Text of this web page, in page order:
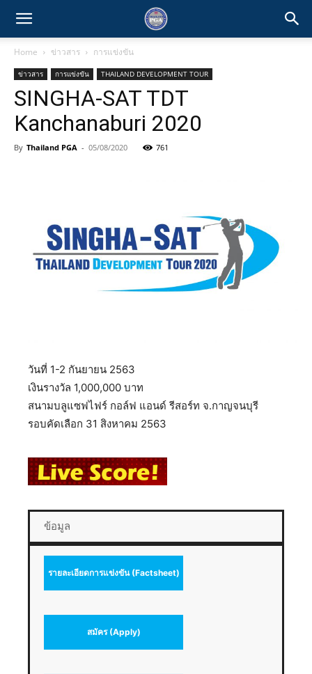
Home ข่าวสาร การแข่งขัน
ข่าวสาร การแข่งขัน THAILAND DEVELOPMENT TOUR
SINGHA-SAT TDT
Kanchanaburi 2020
By Thailand PGA - 05/08/2020 761
วันที่ 1-2 กันยายน 2563
เงินรางวัล 1,000,000 บาท
สนามบลูแซฟไฟร์ กอล์ฟ แอนด์ รีสอร์ท จ.กาญจนบุรี
รอบคัดเลือก 31 สิงหาคม 2563
ข้อมูล
รายละเอียดการแข่งขัน (Factsheet)
สมัคร (Apply)